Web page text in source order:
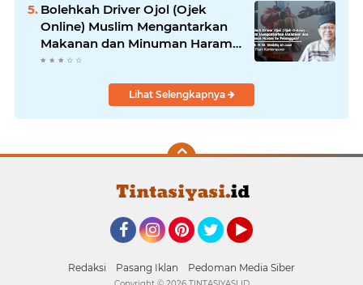
Bolehkah Driver Ojol (Ojek
Online) Muslim Mengantarkan
Makanan dan Minuman Haram
ke Pelanggan?
Lihat Selengkapnya
Redaksi Pasang Iklan Pedoman Media Siber